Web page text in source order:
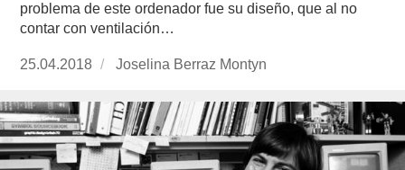
problema de este ordenador fue su diseño, que al no
contar con ventilación…
Publicado
25.04.2018
https://www.experimenta.es/author/joselina-
montyn/
Joselina Berraz Montyn